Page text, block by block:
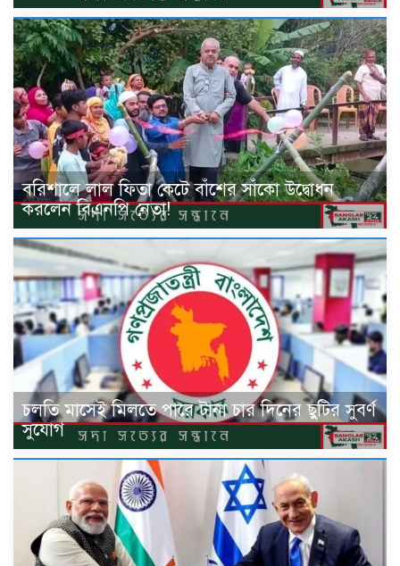
বরিশালে লাল ফিতা কেটে বাঁশের সাঁকো উদ্বোধন
করলেন বিএনপি নেতা!
চলতি মাসেই মিলতে পারে টানা চার দিনের ছুটির সুবর্ণ
সুযোগ